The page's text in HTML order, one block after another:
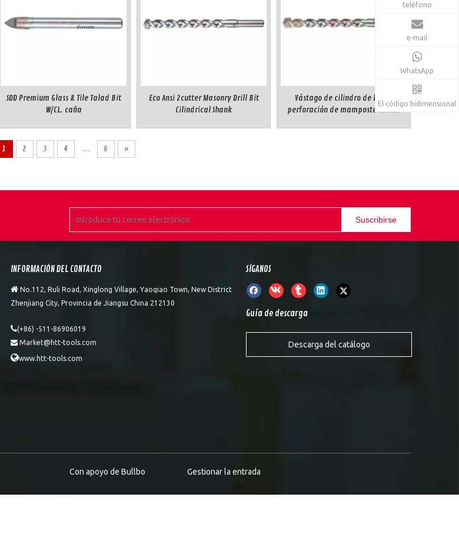
SDD Premium Glass & Tile Talad Bit
W/CL. caña
Eco Ansi 2cutter Masonry Drill Bit
Cilindrical Shank
Vástago de cilindro de bit de
perforación de mampostería ANSI
1 2 3 4 ... 6 »
Suscribirse
INFORMACIÓN DEL CONTACTO
 No.112, Ruli Road, Xinglong Village, Yaoqiao Town, New District
Zhenjiang City, Provincia de Jiangsu China 212130
(+86) -511-86906019
 Market@htt-tools.com
www.htt-tools.com
SÍGANOS
Guía de descarga
Descarga del catálogo
teléfono
e-mail
WhatsApp
El código bidimensional
Con apoyo de Bullbo Gestionar la entrada